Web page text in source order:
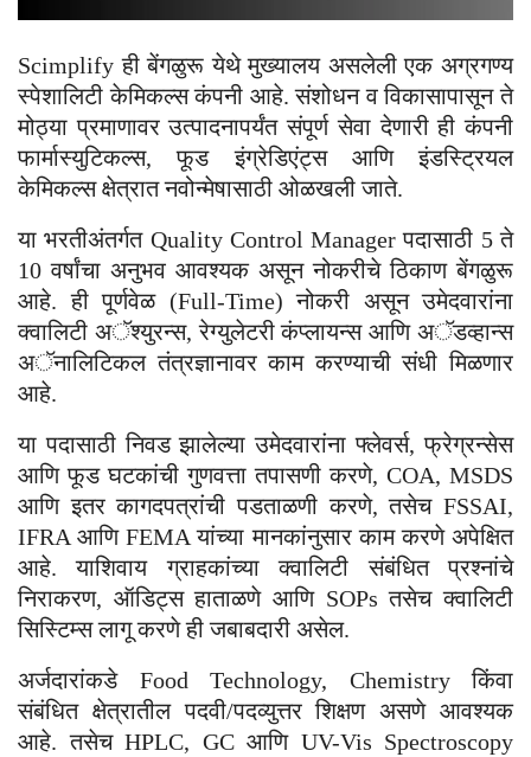
Scimplify ही बेंगळुरू येथे मुख्यालय असलेली एक अग्रगण्य
स्पेशालिटी केमिकल्स कंपनी आहे. संशोधन व विकासापासून ते
मोठ्या प्रमाणावर उत्पादनापर्यंत संपूर्ण सेवा देणारी ही कंपनी
फार्मास्युटिकल्स, फूड इंग्रेडिएंट्स आणि इंडस्ट्रियल
केमिकल्स क्षेत्रात नवोन्मेषासाठी ओळखली जाते.
या भरतीअंतर्गत Quality Control Manager पदासाठी 5 ते
10 वर्षांचा अनुभव आवश्यक असून नोकरीचे ठिकाण बेंगळुरू
आहे. ही पूर्णवेळ (Full-Time) नोकरी असून उमेदवारांना
क्वालिटी अॅश्युरन्स, रेग्युलेटरी कंप्लायन्स आणि अॅडव्हान्स
अॅनालिटिकल तंत्रज्ञानावर काम करण्याची संधी मिळणार
आहे.
या पदासाठी निवड झालेल्या उमेदवारांना फ्लेवर्स, फ्रेग्रन्सेस
आणि फूड घटकांची गुणवत्ता तपासणी करणे, COA, MSDS
आणि इतर कागदपत्रांची पडताळणी करणे, तसेच FSSAI,
IFRA आणि FEMA यांच्या मानकांनुसार काम करणे अपेक्षित
आहे. याशिवाय ग्राहकांच्या क्वालिटी संबंधित प्रश्नांचे
निराकरण, ऑडिट्स हाताळणे आणि SOPs तसेच क्वालिटी
सिस्टिम्स लागू करणे ही जबाबदारी असेल.
अर्जदारांकडे Food Technology, Chemistry किंवा
संबंधित क्षेत्रातील पदवी/पदव्युत्तर शिक्षण असणे आवश्यक
आहे. तसेच HPLC, GC आणि UV-Vis Spectroscopy